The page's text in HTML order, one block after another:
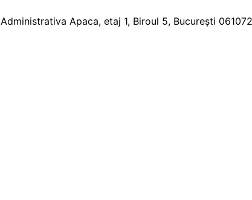
Apaca, etaj 1, Biroul 5, București 061072